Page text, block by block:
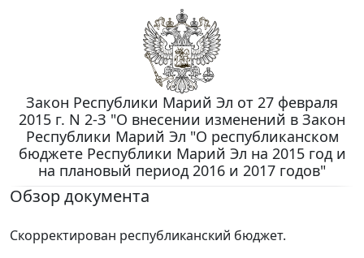
Закон Республики Марий Эл от 27 февраля
2015 г. N 2-З "О внесении изменений в Закон
Республики Марий Эл "О республиканском
бюджете Республики Марий Эл на 2015 год и
на плановый период 2016 и 2017 годов"
Обзор документа
Скорректирован республиканский бюджет.